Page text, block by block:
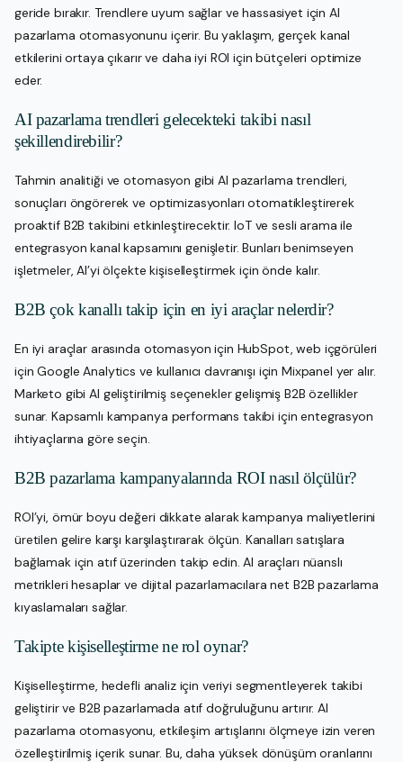
geride bırakır. Trendlere uyum sağlar ve hassasiyet için AI
pazarlama otomasyonunu içerir. Bu yaklaşım, gerçek kanal
etkilerini ortaya çıkarır ve daha iyi ROI için bütçeleri optimize
eder.
AI pazarlama trendleri gelecekteki takibi nasıl
şekillendirebilir?
Tahmin analitiği ve otomasyon gibi AI pazarlama trendleri,
sonuçları öngörerek ve optimizasyonları otomatikleştirerek
proaktif B2B takibini etkinleştirecektir. IoT ve sesli arama ile
entegrasyon kanal kapsamını genişletir. Bunları benimseyen
işletmeler, AI’yi ölçekte kişiselleştirmek için önde kalır.
B2B çok kanallı takip için en iyi araçlar nelerdir?
En iyi araçlar arasında otomasyon için HubSpot, web içgörüleri
için Google Analytics ve kullanıcı davranışı için Mixpanel yer alır.
Marketo gibi AI geliştirilmiş seçenekler gelişmiş B2B özellikler
sunar. Kapsamlı kampanya performans takibi için entegrasyon
ihtiyaçlarına göre seçin.
B2B pazarlama kampanyalarında ROI nasıl ölçülür?
ROI’yi, ömür boyu değeri dikkate alarak kampanya maliyetlerini
üretilen gelire karşı karşılaştırarak ölçün. Kanalları satışlara
bağlamak için atıf üzerinden takip edin. AI araçları nüanslı
metrikleri hesaplar ve dijital pazarlamacılara net B2B pazarlama
kıyaslamaları sağlar.
Takipte kişiselleştirme ne rol oynar?
Kişiselleştirme, hedefli analiz için veriyi segmentleyerek takibi
geliştirir ve B2B pazarlamada atıf doğruluğunu artırır. AI
pazarlama otomasyonu, etkileşim artışlarını ölçmeye izin veren
özelleştirilmiş içerik sunar. Bu, daha yüksek dönüşüm oranlarını